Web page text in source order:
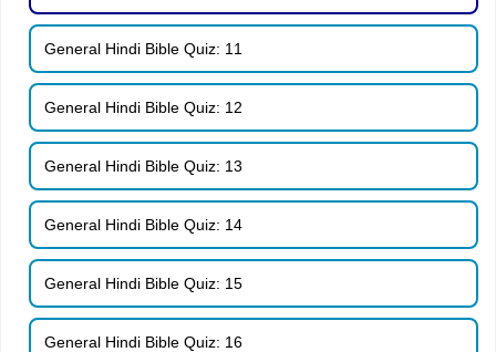
General Hindi Bible Quiz: 11
General Hindi Bible Quiz: 12
General Hindi Bible Quiz: 13
General Hindi Bible Quiz: 14
General Hindi Bible Quiz: 15
General Hindi Bible Quiz: 16